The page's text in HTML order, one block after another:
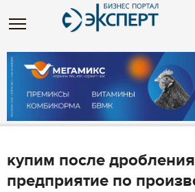
купим после
предприятие по